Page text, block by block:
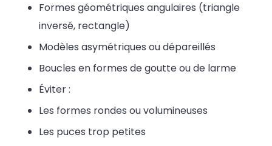
Formes géométriques angulaires (triangle
inversé, rectangle)
Modèles asymétriques ou dépareillés
Boucles en formes de goutte ou de larme
Éviter :
Les formes rondes ou volumineuses
Les puces trop petites